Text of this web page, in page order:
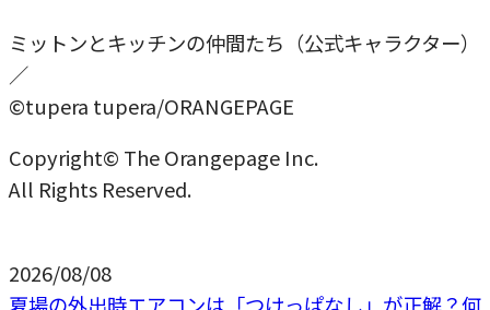
ミットンとキッチンの仲間たち（公式キャラクター）
／
©tupera tupera/ORANGEPAGE
Copyright© The Orangepage Inc.
All Rights Reserved.
2026/08/08
夏場の外出時エアコンは「つけっぱなし」が正解？何